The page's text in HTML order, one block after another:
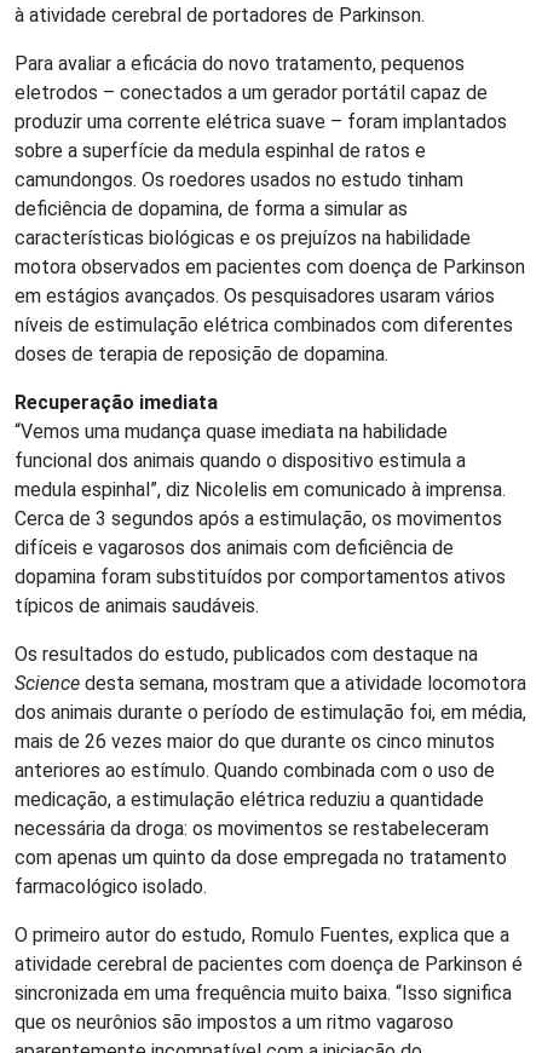
à atividade cerebral de portadores de Parkinson.
Para avaliar a eficácia do novo tratamento, pequenos
eletrodos – conectados a um gerador portátil capaz de
produzir uma corrente elétrica suave – foram implantados
sobre a superfície da medula espinhal de ratos e
camundongos. Os roedores usados no estudo tinham
deficiência de dopamina, de forma a simular as
características biológicas e os prejuízos na habilidade
motora observados em pacientes com doença de Parkinson
em estágios avançados. Os pesquisadores usaram vários
níveis de estimulação elétrica combinados com diferentes
doses de terapia de reposição de dopamina.
Recuperação imediata
“Vemos uma mudança quase imediata na habilidade
funcional dos animais quando o dispositivo estimula a
medula espinhal”, diz Nicolelis em comunicado à imprensa.
Cerca de 3 segundos após a estimulação, os movimentos
difíceis e vagarosos dos animais com deficiência de
dopamina foram substituídos por comportamentos ativos
típicos de animais saudáveis.
Os resultados do estudo, publicados com destaque na
Science desta semana, mostram que a atividade locomotora
dos animais durante o período de estimulação foi, em média,
mais de 26 vezes maior do que durante os cinco minutos
anteriores ao estímulo. Quando combinada com o uso de
medicação, a estimulação elétrica reduziu a quantidade
necessária da droga: os movimentos se restabeleceram
com apenas um quinto da dose empregada no tratamento
farmacológico isolado.
O primeiro autor do estudo, Romulo Fuentes, explica que a
atividade cerebral de pacientes com doença de Parkinson é
sincronizada em uma frequência muito baixa. “Isso significa
que os neurônios são impostos a um ritmo vagaroso